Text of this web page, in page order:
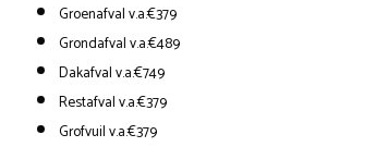
Groenafval v.a.€379
Grondafval v.a.€489
Dakafval v.a.€749
Restafval v.a.€379
Grofvuil v.a.€379